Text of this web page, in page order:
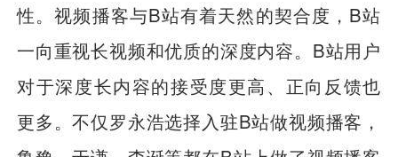
性。视频播客与B站有着天然的契合度，B站
一向重视长视频和优质的深度内容。B站用户
对于深度长内容的接受度更高、正向反馈也
更多。不仅罗永浩选择入驻B站做视频播客，